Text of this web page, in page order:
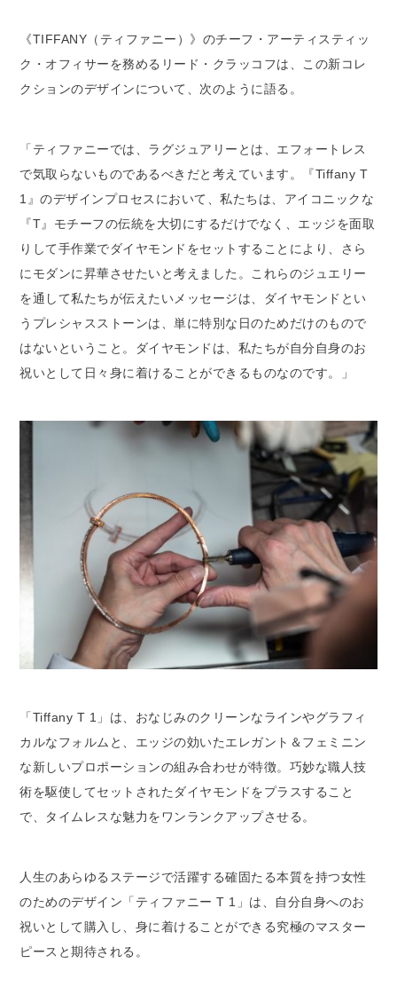
《TIFFANY（ティファニー）》のチーフ・アーティスティッ
ク・オフィサーを務めるリード・クラッコフは、この新コレ
クションのデザインについて、次のように語る。
「ティファニーでは、ラグジュアリーとは、エフォートレス
で気取らないものであるべきだと考えています。『Tiffany T
1』のデザインプロセスにおいて、私たちは、アイコニックな
『T』モチーフの伝統を大切にするだけでなく、エッジを面取
りして手作業でダイヤモンドをセットすることにより、さら
にモダンに昇華させたいと考えました。これらのジュエリー
を通して私たちが伝えたいメッセージは、ダイヤモンドとい
うプレシャスストーンは、単に特別な日のためだけのもので
はないということ。ダイヤモンドは、私たちが自分自身のお
祝いとして日々身に着けることができるものなのです。」
「Tiffany T 1」は、おなじみのクリーンなラインやグラフィ
カルなフォルムと、エッジの効いたエレガント＆フェミニン
な新しいプロポーションの組み合わせが特徴。巧妙な職人技
術を駆使してセットされたダイヤモンドをプラスすること
で、タイムレスな魅力をワンランクアップさせる。
人生のあらゆるステージで活躍する確固たる本質を持つ女性
のためのデザイン「ティファニー T 1」は、自分自身へのお
祝いとして購入し、身に着けることができる究極のマスター
ピースと期待される。